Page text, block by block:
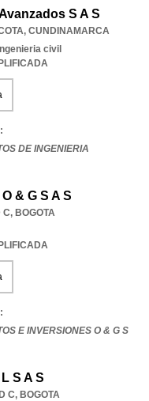
S A S
, CUNDINAMARCA
civil
DE INGENIERIA
& G S A S
C, BOGOTA
E INVERSIONES O & G S
S A S
C, BOGOTA